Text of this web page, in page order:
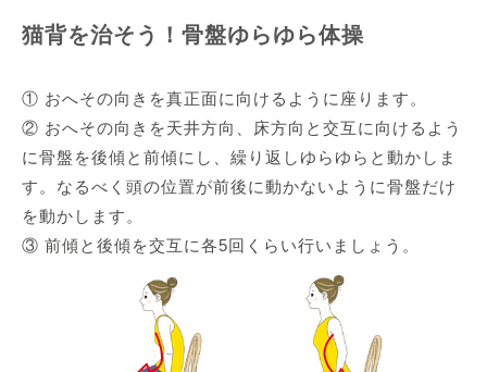
猫背を治そう！骨盤ゆらゆら体操
① おへその向きを真正面に向けるように座ります。
② おへその向きを天井方向、床方向と交互に向けるよう
に骨盤を後傾と前傾にし、繰り返しゆらゆらと動かしま
す。なるべく頭の位置が前後に動かないように骨盤だけ
を動かします。
③ 前傾と後傾を交互に各5回くらい行いましょう。